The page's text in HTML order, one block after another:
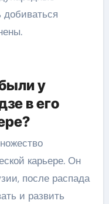
добиваться
у
в его
карьере. Он
после распада
и развить